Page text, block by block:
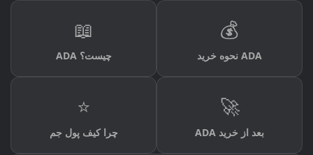
📖
ADA چیست؟
💰
نحوه خرید ADA
⭐
چرا کیف پول جم
🚀
ADA بعد از خرید